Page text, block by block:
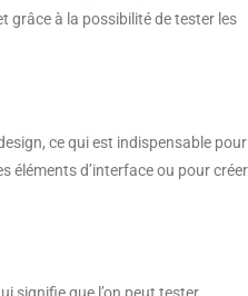
grâce à la possibilité de tester les
ce qui est indispensable pour
éléments d’interface ou pour créer